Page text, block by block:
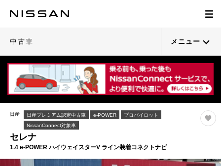
中古車 メニュー
日産 日産プレミアム認定中古車 e-POWER
プロパイロット
NissanConnect対象車
セレナ
1.4 e-POWER ハイウェイスターV ライン装着コネクトナビ